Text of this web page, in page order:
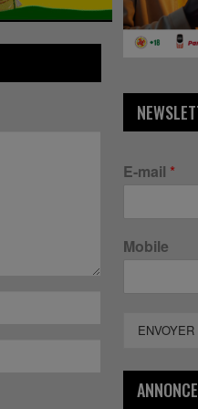
E-mail *
Mobile
ENVOYER